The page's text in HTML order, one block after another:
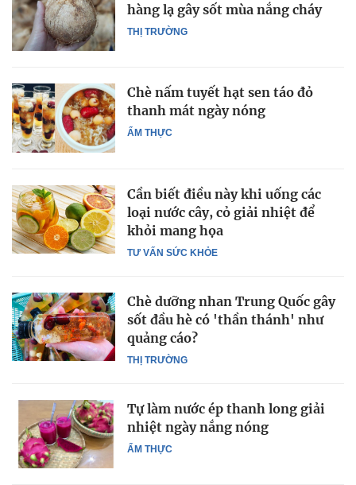
THỊ TRƯỜNG
hàng lạ gây sốt mùa nắng cháy
ẨM THỰC
Chè nấm tuyết hạt sen táo đỏ
thanh mát ngày nóng
TƯ VẤN SỨC KHỎE
Cần biết điều này khi uống các
loại nước cây, cỏ giải nhiệt để
khỏi mang họa
THỊ TRƯỜNG
Chè dưỡng nhan Trung Quốc gây
sốt đầu hè có 'thần thánh' như
quảng cáo?
ẨM THỰC
Tự làm nước ép thanh long giải
nhiệt ngày nắng nóng